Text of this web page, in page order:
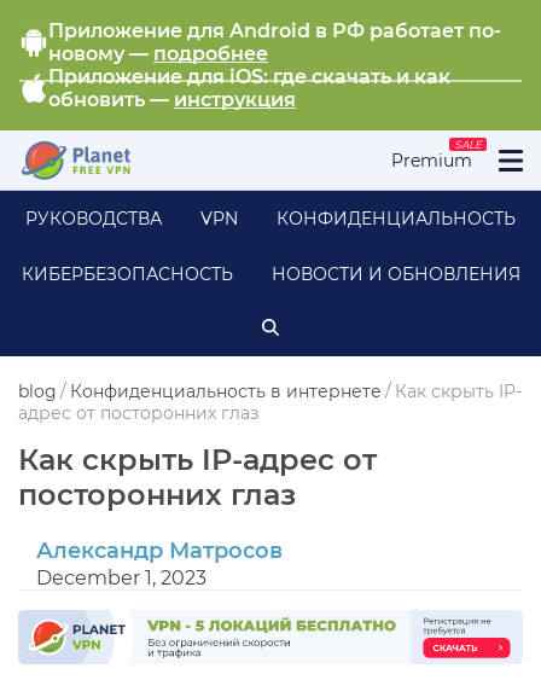
Приложение для Android в РФ работает по-
новому — подробнее
Приложение для iOS: где скачать и как
обновить — инструкция
Premium
SALE
РУКОВОДСТВА VPN КОНФИДЕНЦИАЛЬНОСТЬ
КИБЕРБЕЗОПАСНОСТЬ НОВОСТИ И ОБНОВЛЕНИЯ
blog / Конфиденциальность в интернете / Как скрыть IP-
адрес от посторонних глаз
Как скрыть IP-адрес от
посторонних глаз
Александр Матросов
December 1, 2023